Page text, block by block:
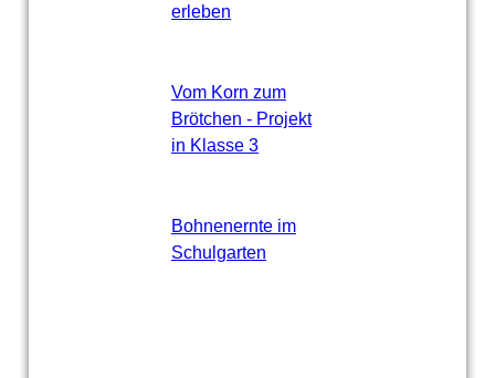
erleben
Vom Korn zum
Brötchen - Projekt
in Klasse 3
Bohnenernte im
Schulgarten